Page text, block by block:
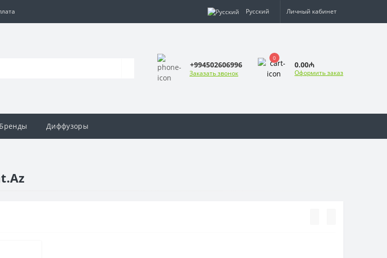
Русский Личный кабинет
+994502606996
Заказать звонок
0
0.00₼
Оформить заказ
Бренды Диффузоры